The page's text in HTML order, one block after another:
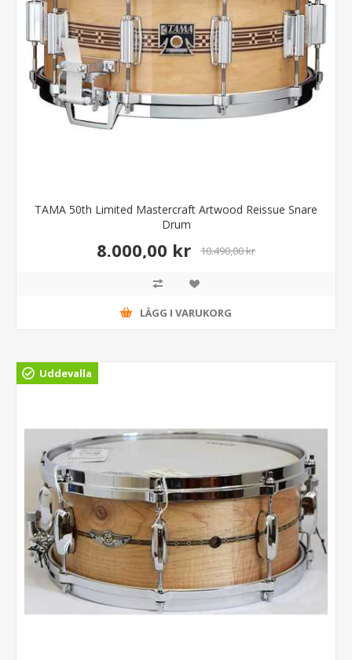
TAMA 50th Limited Mastercraft Artwood Reissue Snare
Drum
8.000,00 kr 10.490,00 kr
LÄGG I VARUKORG
Uddevalla